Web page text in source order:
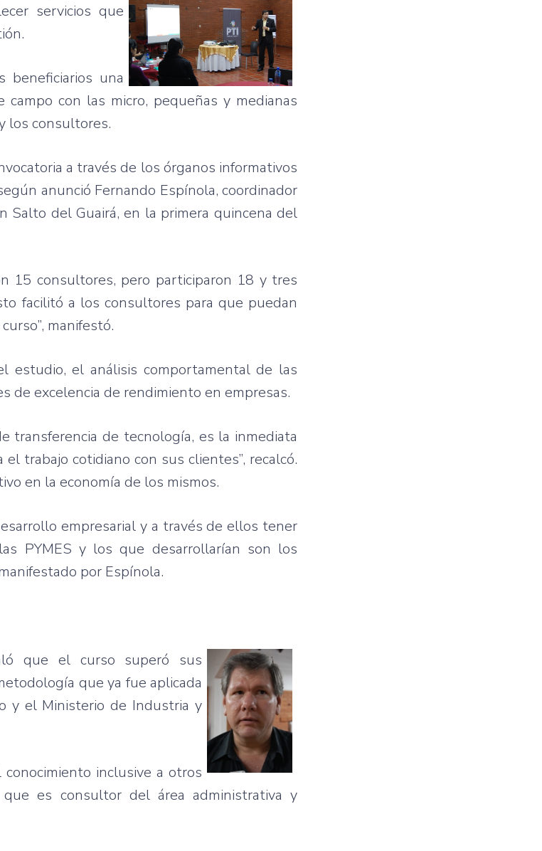
servicios que
.
beneficiarios una
campo con las micro, pequeñas y medianas
los consultores.
a través de los órganos informativos
anunció Fernando Espínola, coordinador
Salto delGuairá, en la primera quincena del
15 consultores, pero participaron 18 y tres
facilitó a los consultores para que puedan
curso”, manifestó.
estudio, elanálisis comportamentalde las
de excelencia de rendimiento en empresas.
transferencia de tecnología, es la inmediata
el trabajo cotidiano con sus clientes”, recalcó.
en la economía de los mismos.
empresarial y a través deellos tener
las PYMES y losque desarrollarían son los
por Espínola.
que el curso superó sus
que ya fue aplicada
y el Ministerio de Industria y
conocimiento inclusive a otros
que es consultordel área administrativa y